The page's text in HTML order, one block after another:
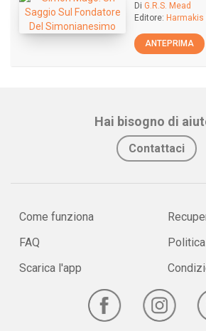
Di G.R.S. Mead
Editore:
ANTEPRIMA
Hai bisogno di
Contattaci
Come funziona
FAQ
Scarica l'app